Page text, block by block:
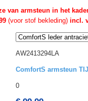
van armsteun in het
(voor stof bekleding)incl.
AW2413294LA
ComfortS armsteun
0